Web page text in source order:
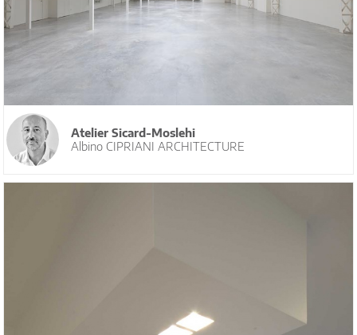
Atelier Sicard-Moslehi
Albino CIPRIANI ARCHITECTURE